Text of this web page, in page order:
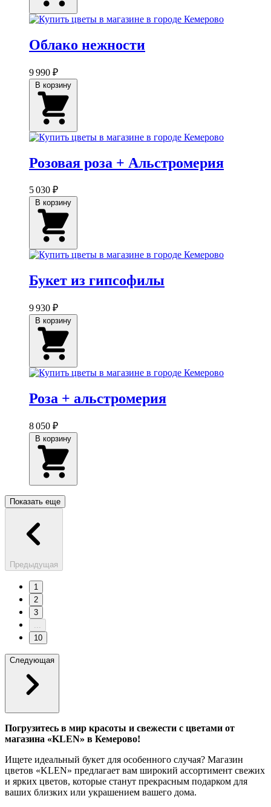
Облако нежности
9 990 ₽
Розовая роза + Альстромерия
5 030 ₽
Букет из гипсофилы
9 930 ₽
Роза + альстромерия
8 050 ₽
Показать еще
Предыдущая
1
2
3
...
10
Следующая
Погрузитесь в мир красоты и свежести с цветами от
магазина «KLEN» в Кемерово!
Ищете идеальный букет для особенного случая? Магазин
цветов «KLEN» предлагает вам широкий ассортимент свежих
и ярких цветов, которые станут прекрасным подарком для
ваших близких или украшением вашего дома.